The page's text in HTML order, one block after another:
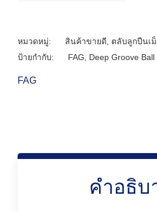
หมวดหมู่: สินค้าขายดี
ตลับลูกปืนเ
ป้ายกำกับ:
FAG Deep Groove Ball
FAG
คำอธิบ